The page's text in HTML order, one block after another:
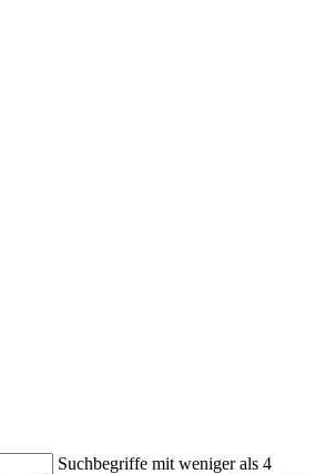
Suchbegriffe mit weniger als 4